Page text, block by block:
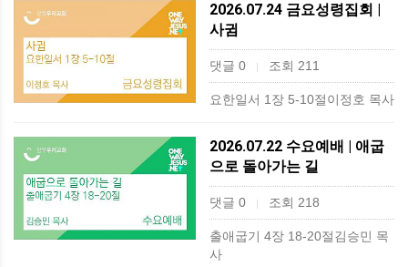
2026.07.24 금요성령집회 |
사귐
댓글 0 | 조회 211
요한일서 1장 5-10절이정호 목사
2026.07.22 수요예배 | 애굽
으로 돌아가는 길
댓글 0 | 조회 218
출애굽기 4장 18-20절김승민 목
사